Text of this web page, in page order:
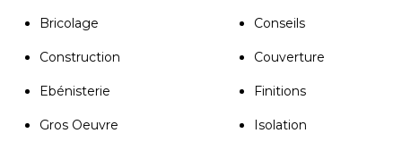
Bricolage Conseils
Construction Couverture
Ebénisterie Finitions
Gros Oeuvre Isolation